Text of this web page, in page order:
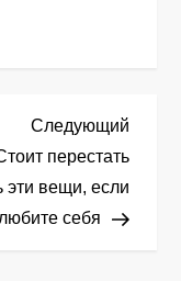
Следующий
перестать
эти вещи, если
себя